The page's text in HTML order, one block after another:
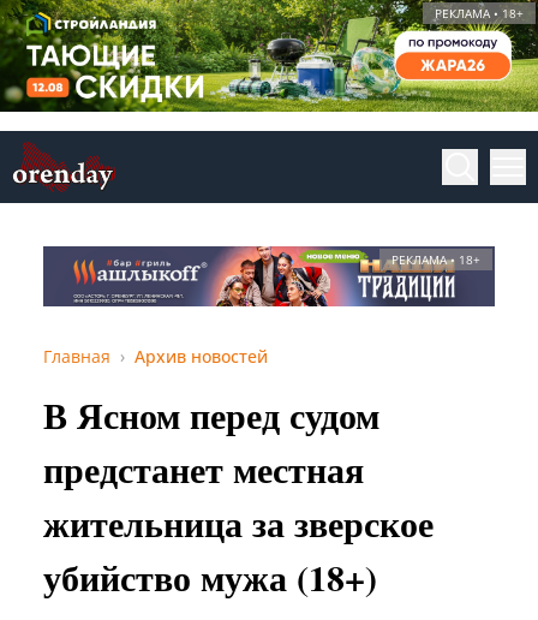
РЕКЛАМА • 18+
РЕКЛАМА • 18+
Главная Архив новостей
В Ясном перед судом
предстанет местная
жительница за зверское
убийство мужа (18+)